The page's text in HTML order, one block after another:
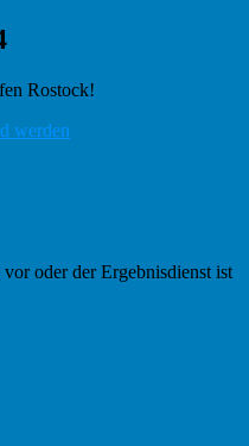
Rostock!
werden
oder der Ergebnisdienst ist